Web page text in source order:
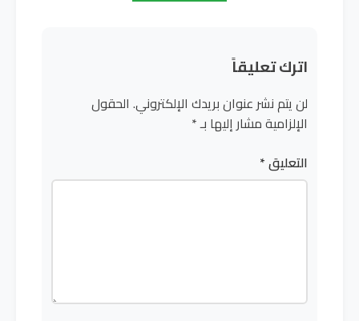
اترك تعليقاً
لن يتم نشر عنوان بريدك الإلكتروني. الحقول
الإلزامية مشار إليها بـ*
التعليق*